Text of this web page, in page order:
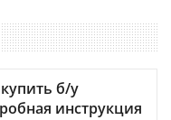
б/у
инструкция